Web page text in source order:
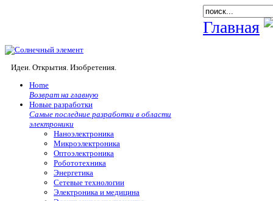
Главная
Идеи. Открытия. Изобретения.
Home
Возврат на главную
Новые разработки
Самые последние разработки в области
электроники
Наноэлектроника
Микроэлектроника
Оптоэлектроника
Робототехника
Энергетика
Сетевые технологии
Электроника и медицина